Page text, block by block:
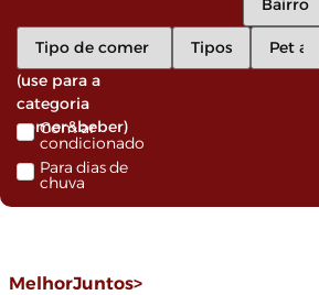
(use para a
categoria
comer&beber)
Com ar
condicionado
Para dias de
chuva
MelhorJuntos>